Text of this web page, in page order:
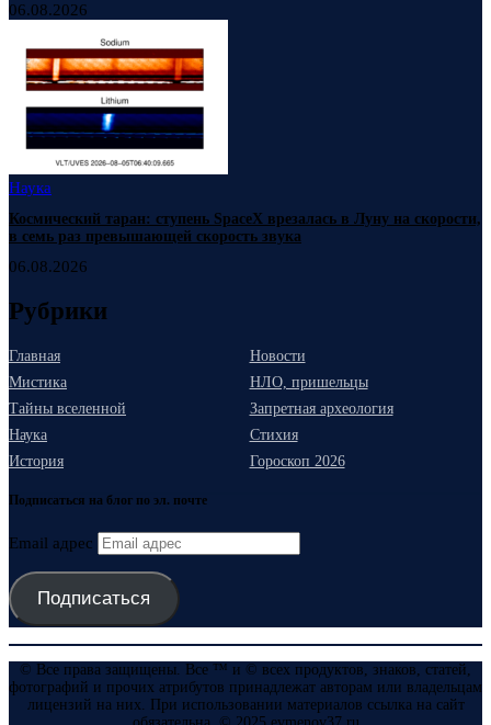
06.08.2026
Наука
Космический таран: ступень SpaceX врезалась в Луну на скорости,
в семь раз превышающей скорость звука
06.08.2026
Рубрики
Главная
Новости
Мистика
НЛО, пришельцы
Тайны вселенной
Запретная археология
Наука
Стихия
История
Гороскоп 2026
Подписаться на блог по эл. почте
Email адрес
Подписаться
© Все права защищены. Все ™ и © всех продуктов, знаков, статей,
фотографий и прочих атрибутов принадлежат авторам или владельцам
лицензий на них. При использовании материалов ссылка на сайт